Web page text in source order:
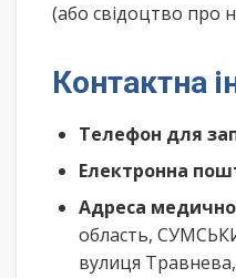
(або свідоцтво про
Контактна
Телефон для
Електронна
Адреса
область,
вулиця